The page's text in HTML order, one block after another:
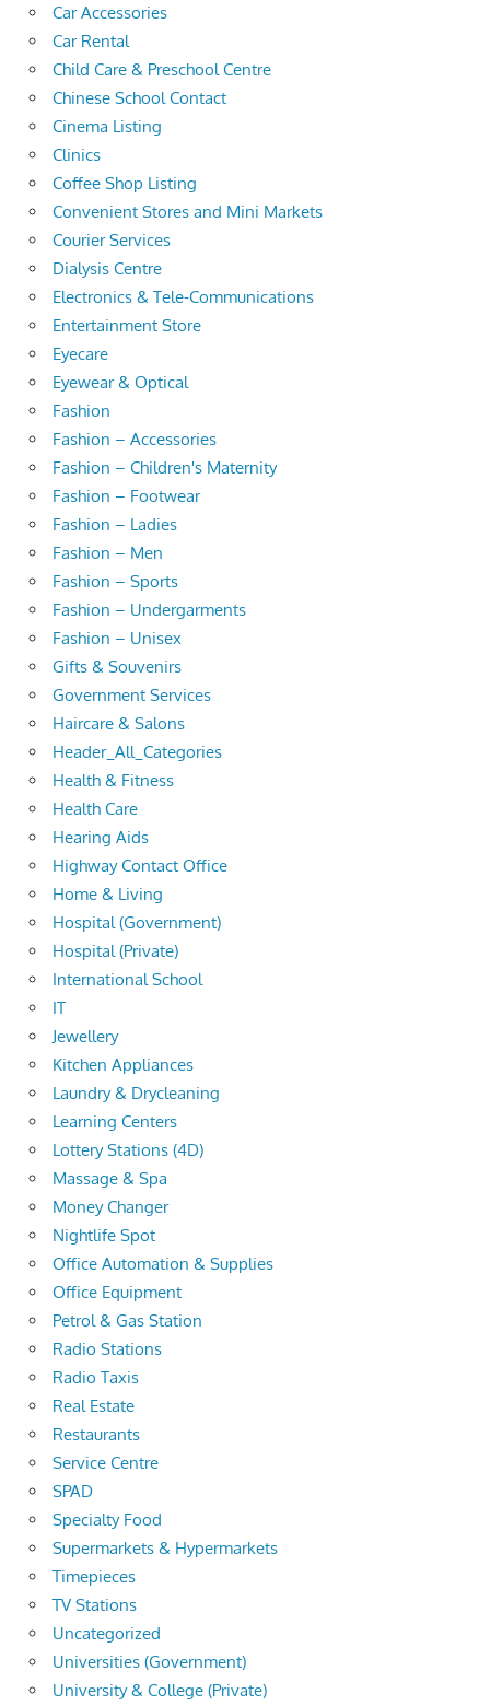
Car Accessories
Car Rental
Child Care & Preschool Centre
Chinese School Contact
Cinema Listing
Clinics
Coffee Shop Listing
Convenient Stores and Mini Markets
Courier Services
Dialysis Centre
Electronics & Tele-Communications
Entertainment Store
Eyecare
Eyewear & Optical
Fashion
Fashion – Accessories
Fashion – Children's Maternity
Fashion – Footwear
Fashion – Ladies
Fashion – Men
Fashion – Sports
Fashion – Undergarments
Fashion – Unisex
Gifts & Souvenirs
Government Services
Haircare & Salons
Header_All_Categories
Health & Fitness
Health Care
Hearing Aids
Highway Contact Office
Home & Living
Hospital (Government)
Hospital (Private)
International School
IT
Jewellery
Kitchen Appliances
Laundry & Drycleaning
Learning Centers
Lottery Stations (4D)
Massage & Spa
Money Changer
Nightlife Spot
Office Automation & Supplies
Office Equipment
Petrol & Gas Station
Radio Stations
Radio Taxis
Real Estate
Restaurants
Service Centre
SPAD
Specialty Food
Supermarkets & Hypermarkets
Timepieces
TV Stations
Uncategorized
Universities (Government)
University & College (Private)